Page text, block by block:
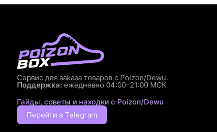
Сервис для заказа товаров с Poizon/Dewu.
Поддержка: ежедневно 04:00–21:00 МСК
Гайды, советы и находки с Poizon/Dewu
Перейти в Telegram